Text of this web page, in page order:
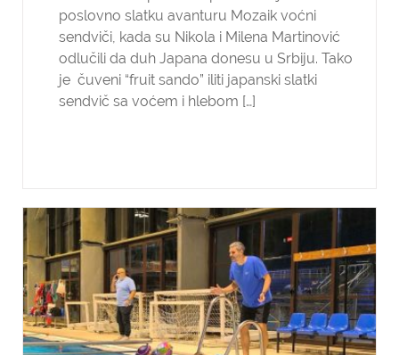
poslovno slatku avanturu Mozaik voćni
sendviči, kada su Nikola i Milena Martinović
odlučili da duh Japana donesu u Srbiju. Tako
je čuveni “fruit sando” iliti japanski slatki
sendvič sa voćem i hlebom […]